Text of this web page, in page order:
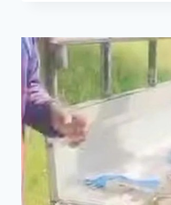
WARGA
BAYAR
RP
3
JUTA
RS